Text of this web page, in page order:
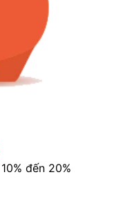
đến 20%